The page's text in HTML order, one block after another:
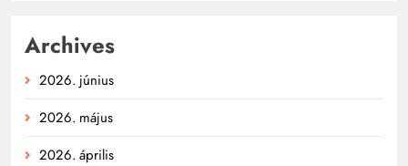
Archives
2026. június
2026. május
2026. április